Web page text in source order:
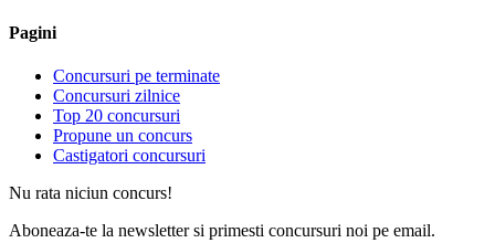
Pagini
Concursuri pe terminate
Concursuri zilnice
Top 20 concursuri
Propune un concurs
Castigatori concursuri
Nu rata niciun concurs!
Aboneaza-te la newsletter si primesti concursuri noi pe email.